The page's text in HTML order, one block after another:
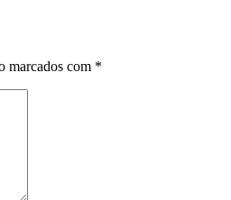
marcados com *